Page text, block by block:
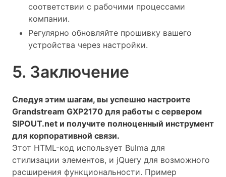
соответствии с рабочими процессами
компании.
Регулярно обновляйте прошивку вашего
устройства через настройки.
5. Заключение
Следуя этим шагам, вы успешно настроите
Grandstream GXP2170 для работы с сервером
SIPOUT.net и получите полноценный инструмент
для корпоративной связи.
Этот HTML-код использует Bulma для
стилизации элементов, и jQuery для возможного
расширения функциональности. Пример